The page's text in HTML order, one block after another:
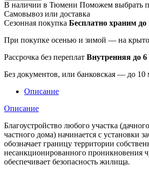
В наличии в Тюмени Поможем выбрать
Самовывоз или доставка
Сезонная покупка Бесплатно храним до
При покупке осенью и зимой — на
Рассрочка без переплат Внутренняя до 6
Без документов, или банковская — до 10
Описание
Описание
Благоустройство любого участка
частного дома) начинается с установки
обозначает границу территории
несанкционированного проникновения
обеспечивает безопасность жилища.